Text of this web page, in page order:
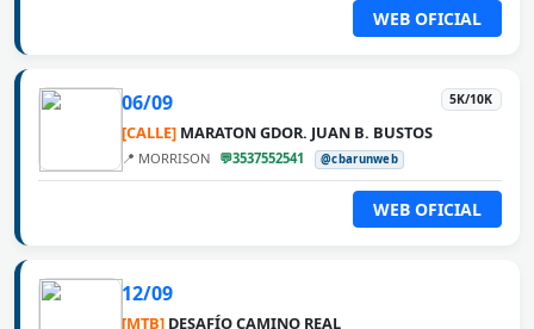
WEB OFICIAL
06/09 5K/10K
[CALLE] MARATON GDOR. JUAN B. BUSTOS
📍 MORRISON 💬3537552541 @cbarunweb
WEB OFICIAL
12/09
[MTB] DESAFÍO CAMINO REAL